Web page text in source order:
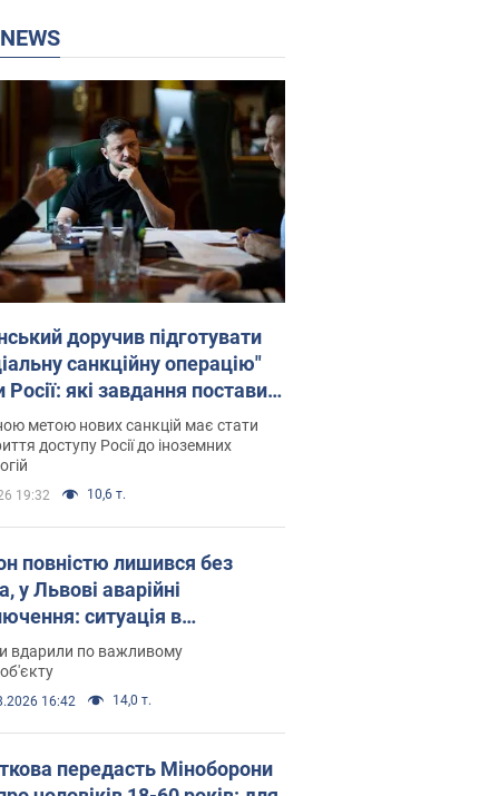
NEWS
доручив підготувати
санкційну операцію"
Росії: які завдання поставив
Фото
метою нових санкцій має стати
доступу Росії до іноземних
19:32 10,6 т.
повністю лишився без
у Львові аварійні
ситуація в
6 серпня
вдарили по важливому
16:42 14,0 т.
передасть Міноборони